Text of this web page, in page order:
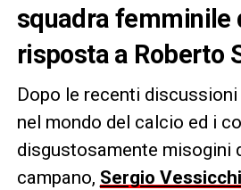
squadra femminile
risposta a Roberto
Dopo le recenti
nel mondo del calcio ed i
disgustosamente misogini
campano, Sergio